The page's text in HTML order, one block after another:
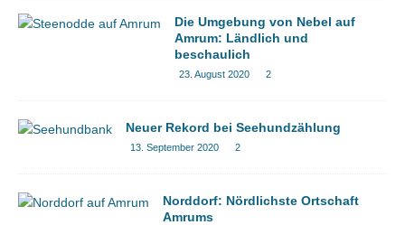
Die Umgebung von Nebel auf
Amrum: Ländlich und
beschaulich
23. August 2020 2
Neuer Rekord bei Seehundzählung
13. September 2020 2
Norddorf: Nördlichste Ortschaft
Amrums